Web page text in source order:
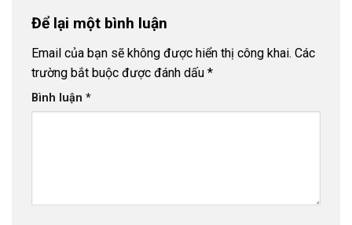
Để lại một bình luận
Email của bạn sẽ không được hiển thị công khai. Các
trường bắt buộc được đánh dấu *
Bình luận *